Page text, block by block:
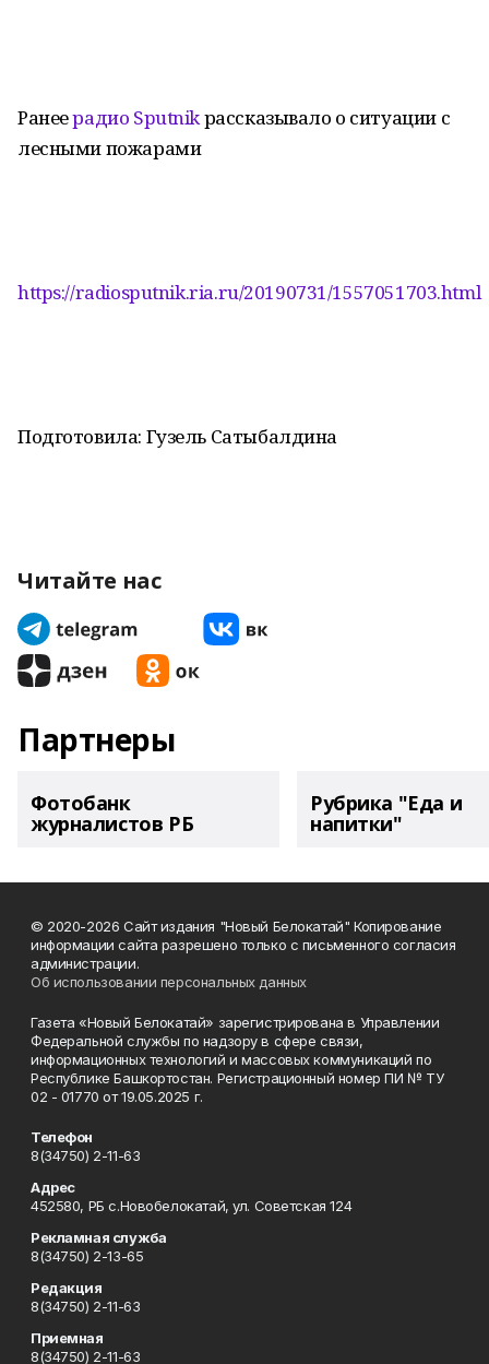
Ранеерадио Sputnikрассказывало о ситуации с
лесными пожарами
https://radiosputnik.ria.ru/20190731/1557051703.html
Подготовила: Гузель Сатыбалдина
Читайте нас
Партнеры
Фотобанк
журналистов РБ
Рубрика "Еда и
напитки"
© 2020-2026 Сайт издания "Новый Белокатай" Копирование
информации сайта разрешено только с письменного согласия
администрации.
Об использовании персональных данных
Газета «Новый Белокатай» зарегистрирована в Управлении
Федеральной службы по надзору в сфере связи,
информационных технологий и массовых коммуникаций по
Республике Башкортостан. Регистрационный номер ПИ № ТУ
02 - 01770 от 19.05.2025 г.
Телефон
8(34750) 2-11-63
Адрес
452580, РБ с.Новобелокатай, ул. Советская 124
Рекламная служба
8(34750) 2-13-65
Редакция
8(34750) 2-11-63
Приемная
8(34750) 2-11-63